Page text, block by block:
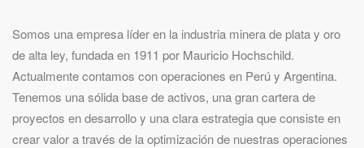
Somos una empresa líder en la industria minera de plata y oro
de alta ley, fundada en 1911 por Mauricio Hochschild.
Actualmente contamos con operaciones en Perú y Argentina.
Tenemos una sólida base de activos, una gran cartera de
proyectos en desarrollo y una clara estrategia que consiste en
crear valor a través de la optimización de nuestras operaciones